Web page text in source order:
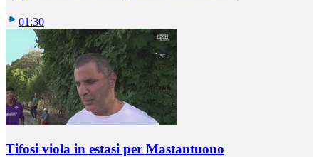
01:30
Tifosi viola in estasi per Mastantuono